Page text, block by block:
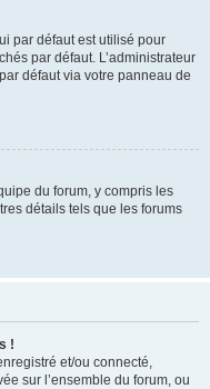
par défaut est utilisé pour
par défaut. L’administrateur
défaut via votre panneau de
du forum, y compris les
détails tels que les forums
!
et/ou connecté,
sur l’ensemble du forum, ou